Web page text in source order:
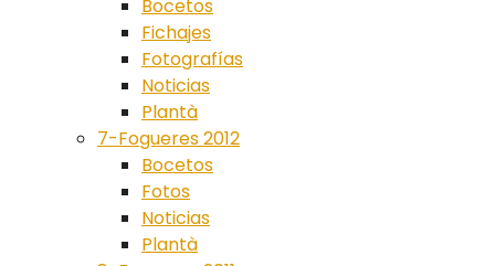
Bocetos
Fichajes
Fotografías
Noticias
Plantà
7-Fogueres 2012
Bocetos
Fotos
Noticias
Plantà